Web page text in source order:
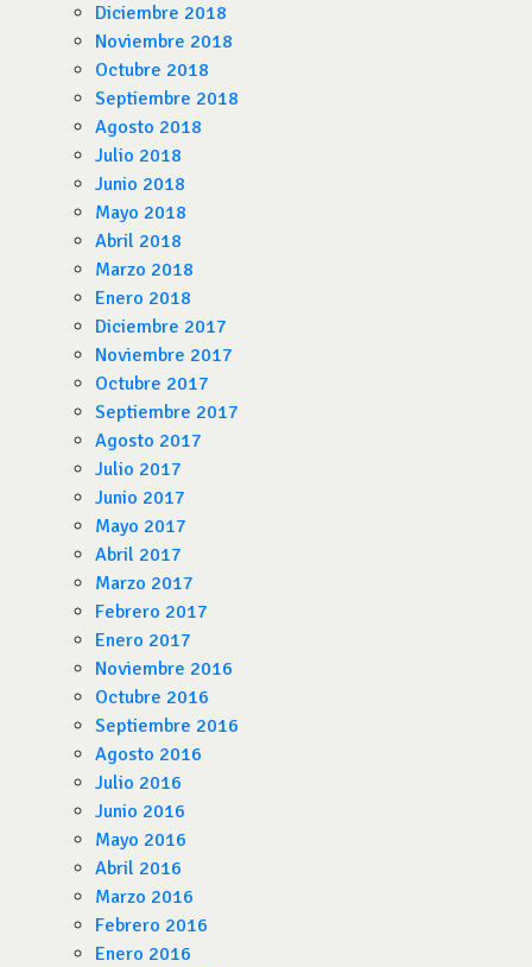
Diciembre 2018
Noviembre 2018
Octubre 2018
Septiembre 2018
Agosto 2018
Julio 2018
Junio 2018
Mayo 2018
Abril 2018
Marzo 2018
Enero 2018
Diciembre 2017
Noviembre 2017
Octubre 2017
Septiembre 2017
Agosto 2017
Julio 2017
Junio 2017
Mayo 2017
Abril 2017
Marzo 2017
Febrero 2017
Enero 2017
Noviembre 2016
Octubre 2016
Septiembre 2016
Agosto 2016
Julio 2016
Junio 2016
Mayo 2016
Abril 2016
Marzo 2016
Febrero 2016
Enero 2016